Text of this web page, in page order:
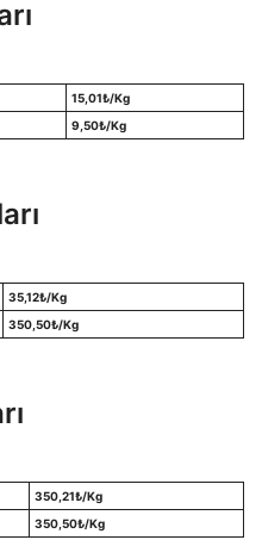
15,01₺/Kg
9,50₺/Kg
35,12₺/Kg
350,50₺/Kg
350,21₺/Kg
350,50₺/Kg